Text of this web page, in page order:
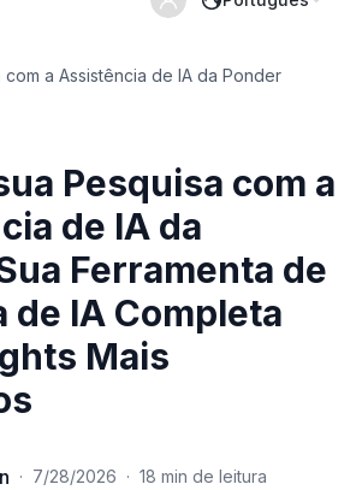
a Assistência de IA da Ponder
Pesquisa com a
de IA da
Ferramenta de
de IA Completa
Mais
· 7/28/2026 · 18 min de leitura